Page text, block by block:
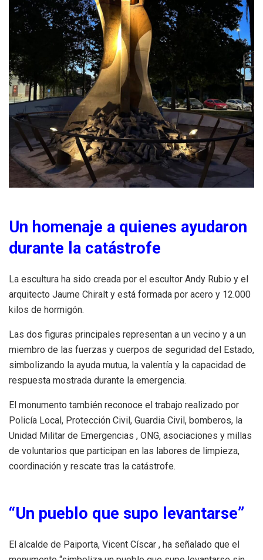
Un homenaje a quienes ayudaron
durante la catástrofe
La escultura ha sido creada por el escultor Andy Rubio y el
arquitecto Jaume Chiralt y está formada por acero y 12.000
kilos de hormigón.
Las dos figuras principales representan a un vecino y a un
miembro de las fuerzas y cuerpos de seguridad del Estado,
simbolizando la ayuda mutua, la valentía y la capacidad de
respuesta mostrada durante la emergencia.
El monumento también reconoce el trabajo realizado por
Policía Local, Protección Civil, Guardia Civil, bomberos, la
Unidad Militar de Emergencias , ONG, asociaciones y millas
de voluntarios que participan en las labores de limpieza,
coordinación y rescate tras la catástrofe.
“Un pueblo que supo levantarse”
El alcalde de Paiporta, Vicent Císcar , ha señalado que el